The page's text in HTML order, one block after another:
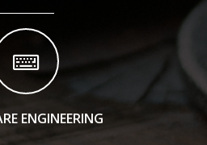
ENGINEERING